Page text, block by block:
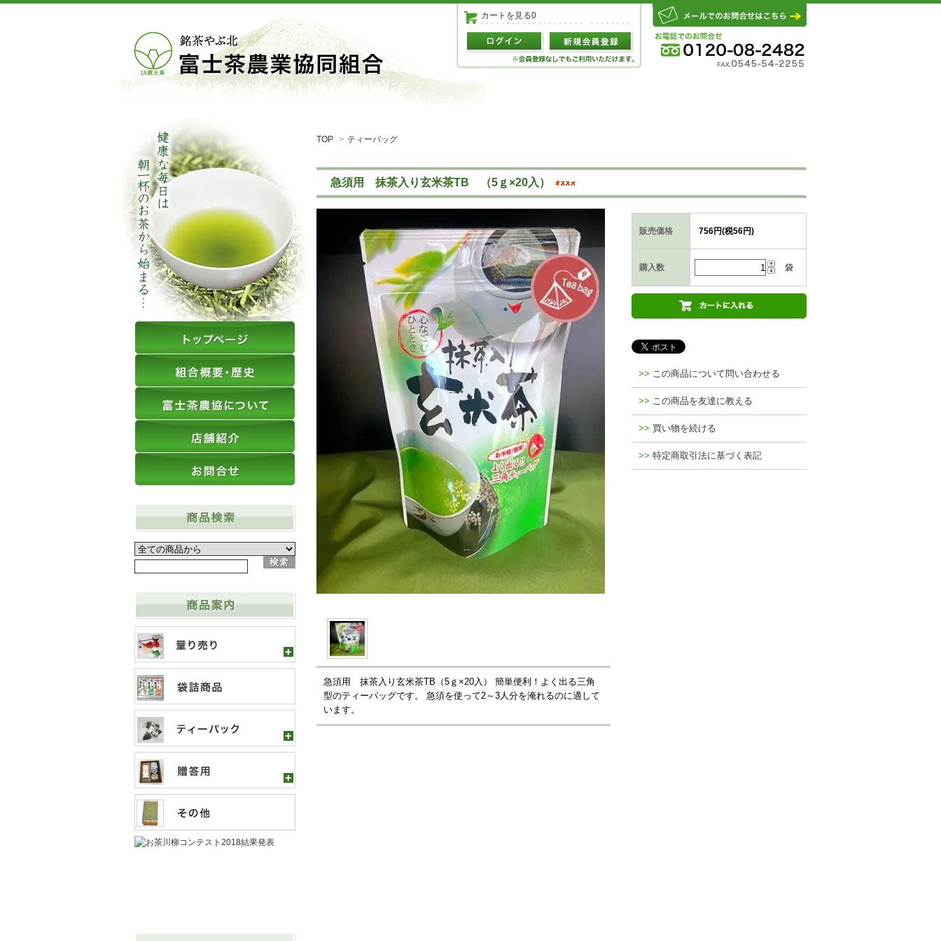
カートを見る0
TOP > ティーバッグ
急須用 抹茶入り玄米茶TB （5ｇ×20入）
販売価格 756円(税56円)
購入数 袋
この商品について問い合わせる
この商品を友達に教える
買い物を続ける
特定商取引法に基づく表記
急須用 抹茶入り玄米茶TB（5ｇ×20入） 簡単便利！よく出る三角
型のティーバッグです。 急須を使って2～3人分を淹れるのに適して
います。